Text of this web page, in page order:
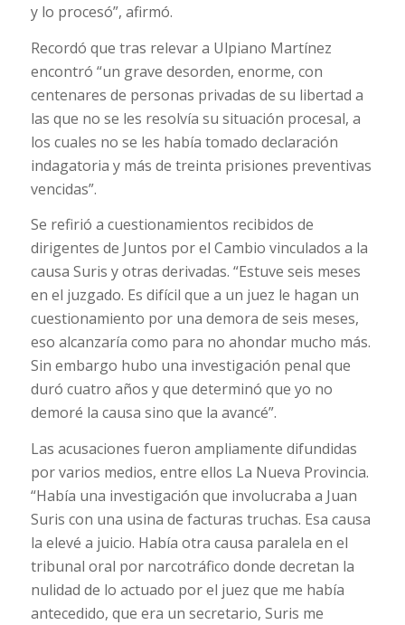
y lo procesó”, afirmó.
Recordó que tras relevar a Ulpiano Martínez
encontró “un grave desorden, enorme, con
centenares de personas privadas de su libertad a
las que no se les resolvía su situación procesal, a
los cuales no se les había tomado declaración
indagatoria y más de treinta prisiones preventivas
vencidas”.
Se refirió a cuestionamientos recibidos de
dirigentes de Juntos por el Cambio vinculados a la
causa Suris y otras derivadas. “Estuve seis meses
en el juzgado. Es difícil que a un juez le hagan un
cuestionamiento por una demora de seis meses,
eso alcanzaría como para no ahondar mucho más.
Sin embargo hubo una investigación penal que
duró cuatro años y que determinó que yo no
demoré la causa sino que la avancé”.
Las acusaciones fueron ampliamente difundidas
por varios medios, entre ellos La Nueva Provincia.
“Había una investigación que involucraba a Juan
Suris con una usina de facturas truchas. Esa causa
la elevé a juicio. Había otra causa paralela en el
tribunal oral por narcotráfico donde decretan la
nulidad de lo actuado por el juez que me había
antecedido, que era un secretario, Suris me